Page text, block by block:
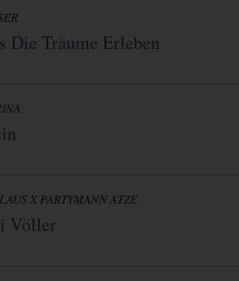
Die Träume Erleben
X PARTYMANN ATZE
Völler